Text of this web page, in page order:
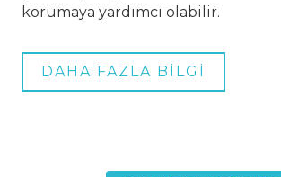
korumaya yardımcı olabilir.
DAHA FAZLA BİLGİ